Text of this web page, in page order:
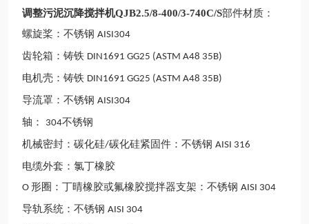
调整污泥沉降搅拌机QJB2.5/8-400/3-740C/S部件材质：
螺旋桨：不锈钢 AISI304
齿轮箱：铸铁 DIN1691 GG25 (ASTM A48 35B)
电机壳：铸铁 DIN1691 GG25 (ASTM A48 35B)
导流罩：不锈钢 AISI304
轴： 304不锈钢
机械密封：碳化硅/碳化硅紧固件：不锈钢 AISI 316
电缆外套：氯丁橡胶
O 形圈：丁晴橡胶或氟橡胶搅拌器支架：不锈钢 AISI 304
导轨系统：不锈钢 AISI 304